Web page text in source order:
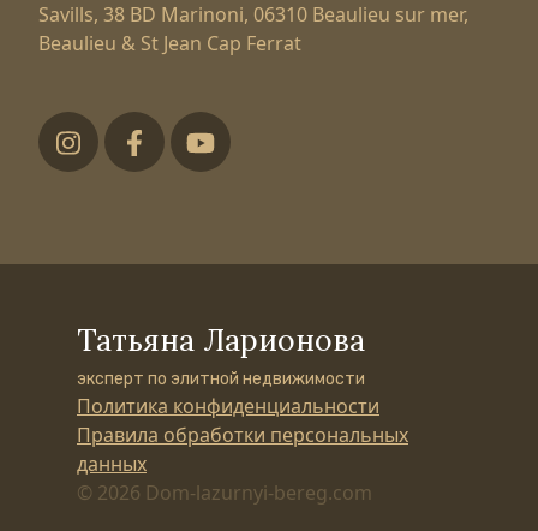
Savills, 38 BD Marinoni, 06310 Beaulieu sur mer,
Beaulieu & St Jean Cap Ferrat
Татьяна Ларионова
эксперт по элитной недвижимости
Политика конфиденциальности
Правила обработки персональных
данных
© 2026 Dom-lazurnyi-bereg.com